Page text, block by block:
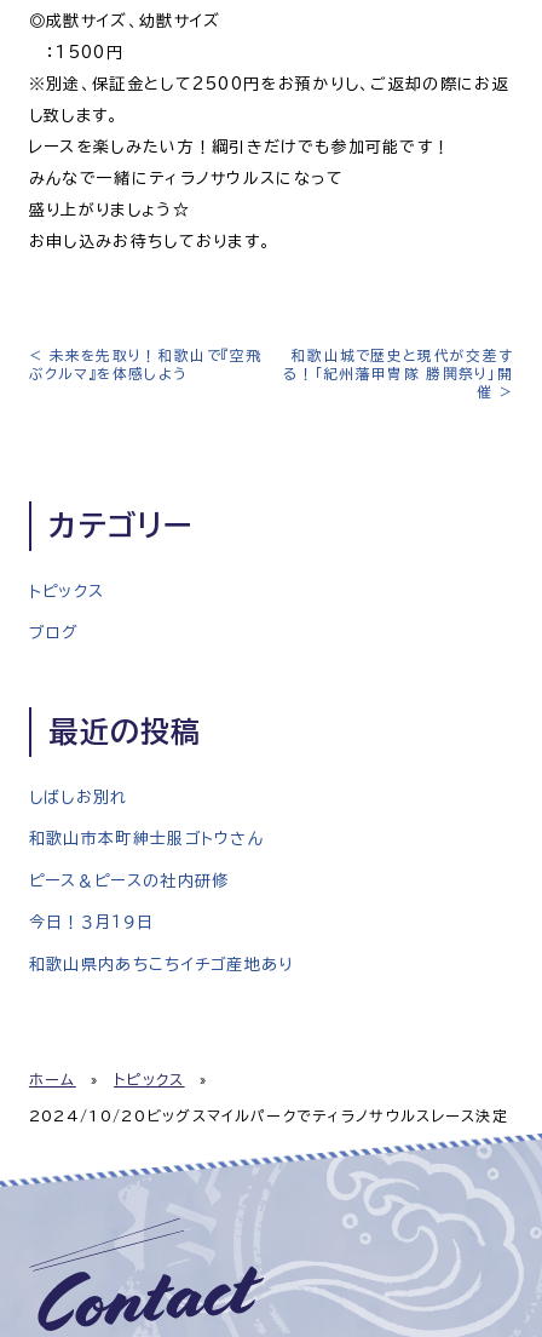
◎成獣サイズ、幼獣サイズ
：1500円
※別途、保証金として2500円をお預かりし、ご返却の際にお返
し致します。
レースを楽しみたい方！綱引きだけでも参加可能です！
みんなで一緒にティラノサウルスになって
盛り上がりましょう☆
お申し込みお待ちしております。
投
ー
<
未来を先取り！和歌山で『空飛
ぶクルマ』を体感しよう
和歌山城で歴史と現代が交差す
る！「紀州藩甲冑隊 勝鬨祭り」開
催
>
カテゴリー
トピックス
ブログ
最近の投稿
しばしお別れ
和歌山市本町紳士服ゴトウさん
ピース＆ピースの社内研修
今日！３月１９日
和歌山県内あちこちイチゴ産地あり
ホーム » トピックス »
2024/10/20ビッグスマイルパークでティラノサウルスレース決定